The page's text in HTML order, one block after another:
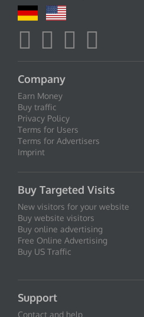
Company
Earn Money
Buy traffic
Privacy Policy
Terms for Users
Terms for Advertisers
Imprint
Buy Targeted Visits
New visitors for your website
Buy website visitors
Buy online advertising
Free Online Advertising
Buy US Traffic
Support
Contact and help